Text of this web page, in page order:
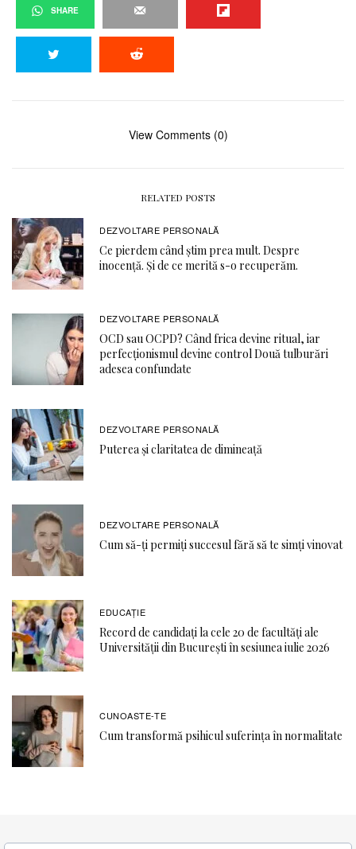
SHARE
View Comments (0)
RELATED POSTS
DEZVOLTARE PERSONALĂ
Ce pierdem când știm prea mult. Despre
inocență. Și de ce merită s-o recuperăm.
DEZVOLTARE PERSONALĂ
OCD sau OCPD? Când frica devine ritual, iar
perfecționismul devine control Două tulburări
adesea confundate
DEZVOLTARE PERSONALĂ
Puterea și claritatea de dimineață
DEZVOLTARE PERSONALĂ
Cum să-ți permiți succesul fără să te simți vinovat
EDUCAŢIE
Record de candidați la cele 20 de facultăți ale
Universității din București în sesiunea iulie 2026
CUNOASTE-TE
Cum transformă psihicul suferința în normalitate